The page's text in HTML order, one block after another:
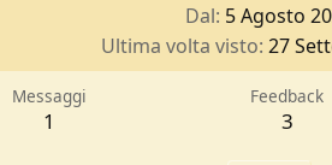
Dal 5 Agosto
Ultima volta visto 27
Messaggi
1
Feedback
3